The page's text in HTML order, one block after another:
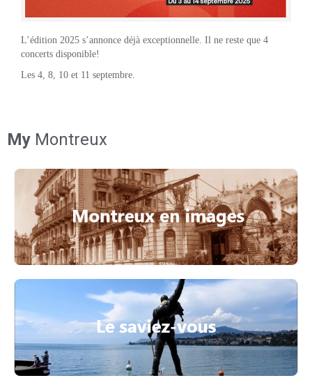
L’édition 2025 s’annonce déjà exceptionnelle. Il ne reste que 4
concerts disponible!
Les 4, 8, 10 et 11 septembre.
My Montreux